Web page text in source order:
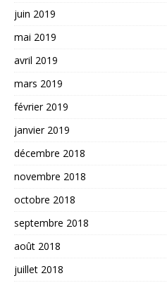
juin 2019
mai 2019
avril 2019
mars 2019
février 2019
janvier 2019
décembre 2018
novembre 2018
octobre 2018
septembre 2018
août 2018
juillet 2018